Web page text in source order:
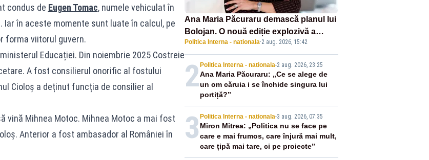
condus de Eugen Tomac, numele vehiculat în
în aceste momente sunt luate în calcul, pe
forma viitorul guvern.
Educației. Din noiembrie 2025 Costreie
A fost consilierul onorific al fostului
Cioloș a deținut funcția de consilier al
vină Mihnea Motoc. Mihnea Motoc a mai fost
Anterior a fost ambasador al României în
Ana Maria Păcuraru demască planul lui
Bolojan. O nouă ediție explozivă a
emisiunii „Miza Zilei” la Realitatea
PLUS
Politica Interna - nationala·2 aug. 2026, 15:42
2 Politica Interna - nationala-2 aug. 2026, 23:25
Ana Maria Păcuraru: „Ce se alege de
un om căruia i se închide singura lui
portiță?”
3 Politica Interna - nationala-3 aug. 2026, 07:35
Miron Mitrea: „Politica nu se face pe
care e mai frumos, care înjură mai mult,
care țipă mai tare, ci pe proiecte”